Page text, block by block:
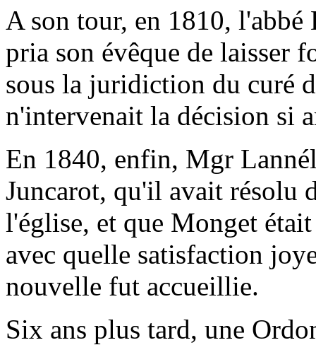
A son tour, en 1810, l'abbé
pria son évêque de laisser
sous la juridiction du curé
n'intervenait la décision si
En 1840, enfin, Mgr
Juncarot, qu'il avait résolu
l'église, et que Monget
avec quelle satisfaction
nouvelle fut accueillie.
Six ans plus tard, une